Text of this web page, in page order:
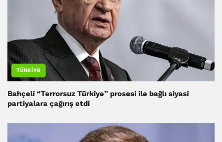
TÜRKIYƏ
Bahçeli “Terrorsuz Türkiyə” prosesi ilə bağlı siyasi
partiyalara çağırış etdi